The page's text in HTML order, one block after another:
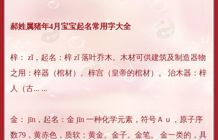
郝姓属猪年4月宝宝起名常用字大全
梓： zǐ，起名：梓 zǐ 落叶乔木。木材可供建筑及制造器物
之用：梓器（棺材）。梓宫（皇帝的棺材）。 治木器：梓
人（古... ...
金： jīn，起名：金 jīn 一种化学元素，符号Ａｕ，原子序
数79，黄赤色，质软：黄金。金子。金笔。 金一类的，具